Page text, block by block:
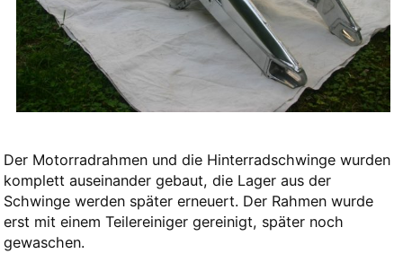
Der Motorradrahmen und die Hinterradschwinge wurden
komplett auseinander gebaut, die Lager aus der
Schwinge werden später erneuert. Der Rahmen wurde
erst mit einem Teilereiniger gereinigt, später noch
gewaschen.